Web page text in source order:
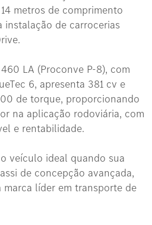
metros de comprimento
de carrocerias
LA (Proconve P-8), com
6, apresenta 381 cv e
de torque, proporcionando
na aplicação rodoviária, com
e rentabilidade.
veículo ideal quando sua
de concepção avançada,
marca líder em transporte de